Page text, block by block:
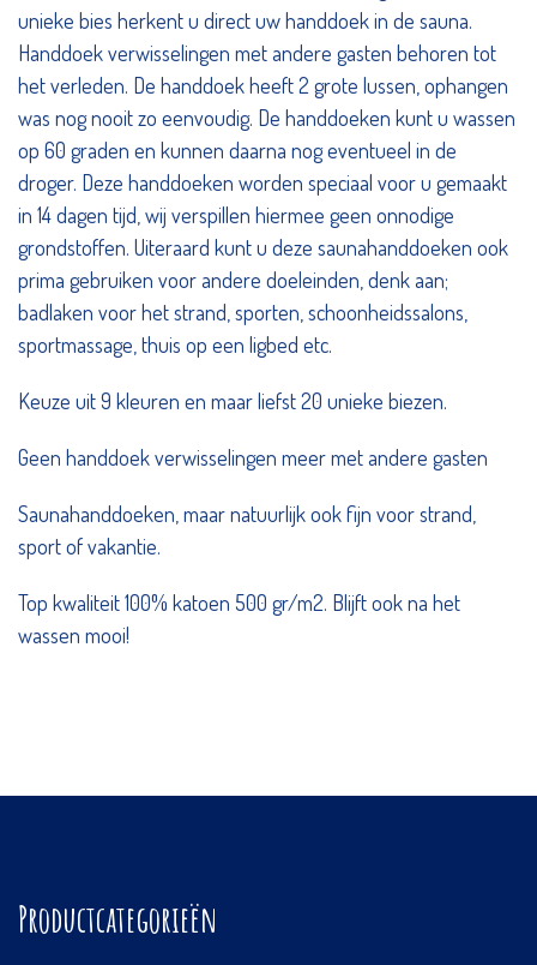
unieke bies herkent u direct uw handdoek in de sauna.
Handdoek verwisselingen met andere gasten behoren tot
het verleden. De handdoek heeft 2 grote lussen, ophangen
was nog nooit zo eenvoudig. De handdoeken kunt u wassen
op 60 graden en kunnen daarna nog eventueel in de
droger. Deze handdoeken worden speciaal voor u gemaakt
in 14 dagen tijd, wij verspillen hiermee geen onnodige
grondstoffen. Uiteraard kunt u deze saunahanddoeken ook
prima gebruiken voor andere doeleinden, denk aan;
badlaken voor het strand, sporten, schoonheidssalons,
sportmassage, thuis op een ligbed etc.
Keuze uit 9 kleuren en maar liefst 20 unieke biezen.
Geen handdoek verwisselingen meer met andere gasten
Saunahanddoeken, maar natuurlijk ook fijn voor strand,
sport of vakantie.
Top kwaliteit 100% katoen 500 gr/m2. Blijft ook na het
wassen mooi!
Productcategorieën